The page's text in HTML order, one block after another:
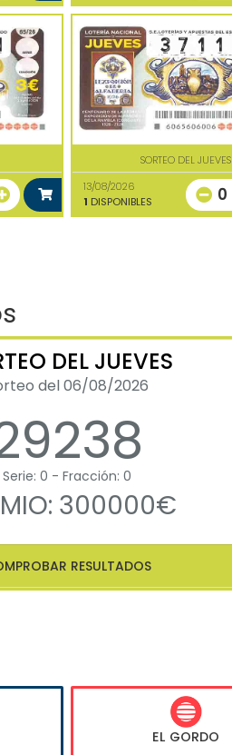
SORTEO DEL JUEVES
13/08/2026
1 DISPONIBLES 0
DEL JUEVES
del 06/08/2026
Serie: 0 - Fracción: 0
300000€
RESULTADOS
EL GORDO